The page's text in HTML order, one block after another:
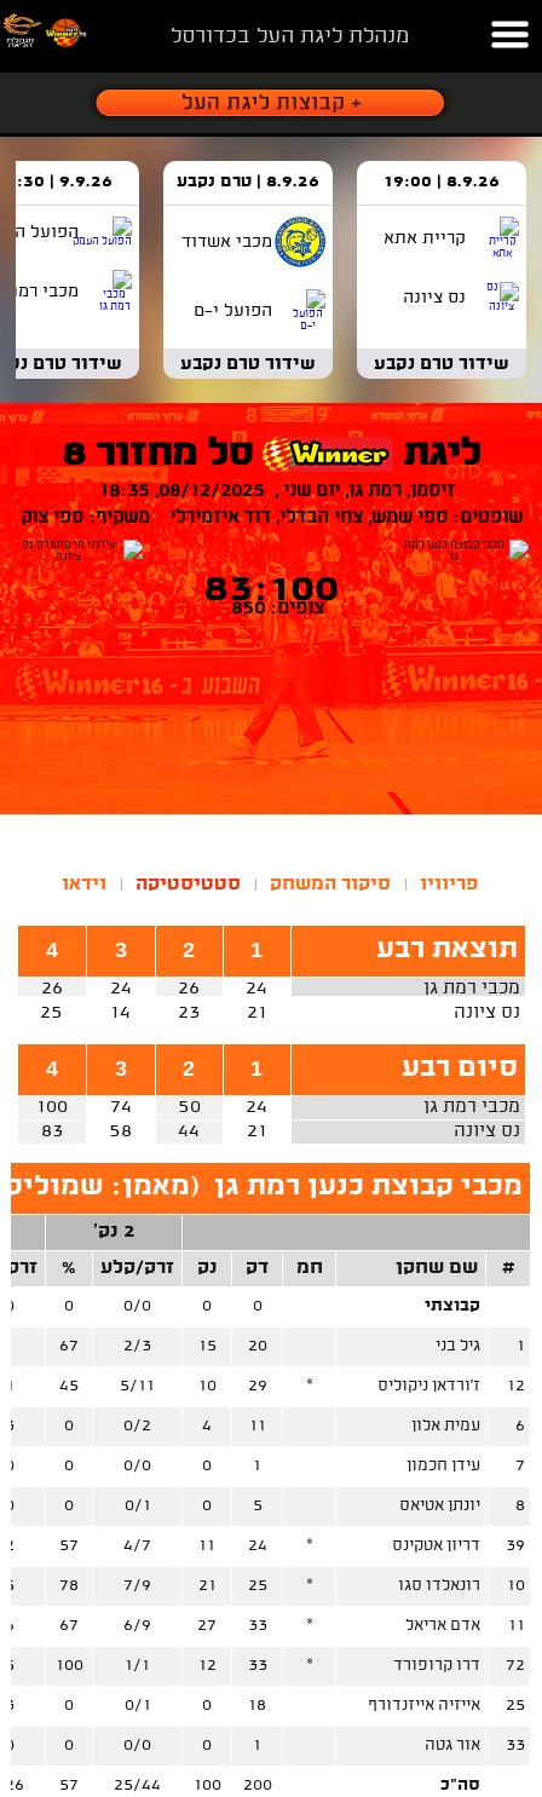
מנהלת ליגת העל בכדורסל
8.9.26 | 19:00
קריית אתא
נס ציונה
שידור טרם נקבע
8.9.26 | טרם נקבע
מכבי אשדוד
הפועל י-ם
שידור טרם נקבע
9.9.26 | 18:30
הפועל
מכבי רמת
שידור טרם
ליגת סל מחזור 8
זיסמן, רמת גן, יום שני , 08/12/2025, 18:35
שופטים: ספי שמש, צחי הבדלי, דוד איזמירלי משקיף: ספי צוק
83:100
צופים: 850
פריוויו סיקור המשחק סטטיסטיקה וידאו
תוצאת רבע 1
2
3
4
מכבי רמת גן 24
26
24
26
נס ציונה
21
23
14
25
סיום רבע 1
2
3
4
מכבי רמת גן 24
50
74
100
נס ציונה
21
44
58
83
מכבי קבוצת כנען רמת גן (מאמן: שמוליק
2 נק'
#
שם שחקן חמ דק נק זרק/קלע %
קבוצתי 0
0
0/0
0
0
1 גיל בני 20
15
2/3
67
12 ז'ורדאן ניקוליס *
29
10
5/11
45
6 עמית אלון 11
4
0/2
0
3
7 עידן חכמון 1
0
0/0
0
0
8 יונתן אטיאס 5
0
0/1
0
0
39 דריון אטקינס *
24
11
4/7
57
2
10 רונאלדו סגו *
25
21
7/9
78
5
11 אדם אריאל *
33
27
6/9
67
72 דרו קרופורד *
33
12
1/1
100
5
25 אייזיה אייזנדורף 18
0
0/1
0
3
33 אור גטה 1
0
0/0
0
0
סה"כ 200
100
25/44
57